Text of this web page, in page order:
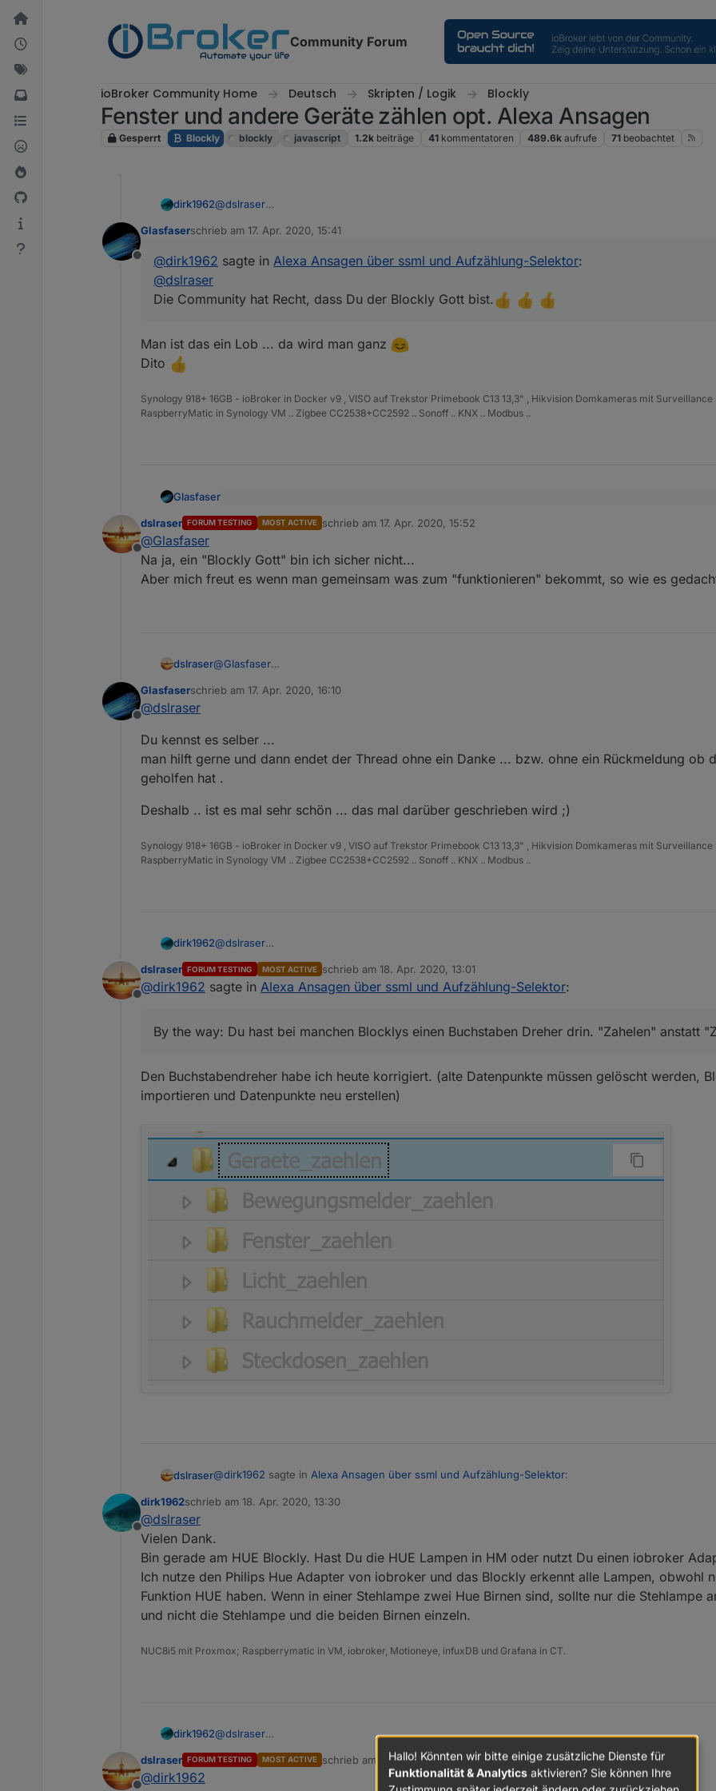
Weiter zum Inhalt
Community Forum
ioBroker Community Home Deutsch Skripten / Logik Blockly
Fenster und andere Geräte zählen opt. Alexa Ansagen
Gesperrt Blockly blockly javascript 1.2k beiträge 41 kommentatoren 489.6k aufrufe 71 beobachtet
dirk1962@dslraser
Vielen Dank für Deine Hilfe, es funktioniert!!
Offline
Glasfaserschrieb am 17. Apr. 2020, 15:41
zuletzt editiert von
@dirk1962 sagte in Alexa Ansagen über ssml und Aufzählung-Selektor:
@dslraser
Die Community hat Recht, dass Du der Blockly Gott bist.
Man ist das ein Lob ... da wird man ganz
Dito
Synology 918+ 16GB - ioBroker in Docker v9 , VISO auf Trekstor Primebook C13 13,3" , Hikvision Domkameras mit Surveillance
RaspberryMatic in Synology VM .. Zigbee CC2538+CC2592 .. Sonoff .. KNX .. Modbus ..
Glasfaser
@dslraser
Dito
Offline
dslraser FORUM TESTING MOST ACTIVE schrieb am17. Apr. 2020, 15:52
zuletzt editiert von
@Glasfaser
Na ja, ein "Blockly Gott" bin ich sicher nicht...
Aber mich freut es wenn man gemeinsam was zum "funktionieren" bekommt, so wie es
dslraser@Glasfaser
Aber mich freut es wenn man gemeinsam was zum "funktionieren" bekommt, so wie es gedacht war.
Offline
Glasfaserschrieb am 17. Apr. 2020, 16:10
zuletzt editiert von
@dslraser
Du kennst es selber ...
man hilft gerne und dann endet der Thread ohne ein Danke ... bzw. ohne ein Rückmeldung ob
geholfen hat .
Deshalb .. ist es mal sehr schön ... das mal darüber geschrieben wird ;)
Synology 918+ 16GB - ioBroker in Docker v9 , VISO auf Trekstor Primebook C13 13,3" , Hikvision Domkameras mit Surveillance
RaspberryMatic in Synology VM .. Zigbee CC2538+CC2592 .. Sonoff .. KNX .. Modbus ..
dirk1962@dslraser
Werde nachher mal nur den state von Kanal 3 mit Funktion Steckdose markieren und sehen was
Melde mich dann wieder.
By the way: Du hast bei manchen Blocklys einen Buchstaben Dreher drin. "Zahelen" anstatt
Offline
dslraser FORUM TESTING MOST ACTIVE schrieb am18. Apr. 2020, 13:01
zuletzt editiert von
@dirk1962 sagte in Alexa Ansagen über ssml und Aufzählung-Selektor:
By the way: Du hast bei manchen Blocklys einen Buchstaben Dreher drin. "Zahelen" anstatt
Den Buchstabendreher habe ich heute korrigiert. (alte Datenpunkte müssen gelöscht werden,
importieren und Datenpunkte neu erstellen)
dslraser@dirk1962 sagte in Alexa Ansagen über ssml und Aufzählung-Selektor:
Den Buchstabendreher habe ich heute korrigiert. (alte Datenpunkte müssen gelöscht werden,
Datenpunkte neu erstellen)
Offline
dirk1962schrieb am 18. Apr. 2020, 13:30
zuletzt editiert von
@dslraser
Vielen Dank.
Bin gerade am HUE Blockly. Hast Du die HUE Lampen in HM oder nutzt Du einen iobroker
Ich nutze den Philips Hue Adapter von iobroker und das Blockly erkennt alle Lampen, obwohl
Funktion HUE haben. Wenn in einer Stehlampe zwei Hue Birnen sind, sollte nur die Stehlampe
und nicht die Stehlampe und die beiden Birnen einzeln.
NUC8i5 mit Proxmox; Raspberrymatic in VM, iobroker, Motioneye, infuxDB und Grafana in CT.
dirk1962@dslraser
Bin gerade am HUE Blockly. Hast Du die HUE Lampen in HM oder nutzt Du einen iobroker Adapter?
Ich nutze den Philips Hue Adapter von iobroker und das Blockly erkennt alle Lampen, obwohl nur
dslraser FORUM TESTING MOST ACTIVE schrieb am 18. Apr. 2020, 14:42
zuletzt editiert von dslraser
@dirk1962
Hallo! Könnten wir bitte einige zusätzliche Dienste für
Funktionalität & Analytics aktivieren? Sie können Ihre